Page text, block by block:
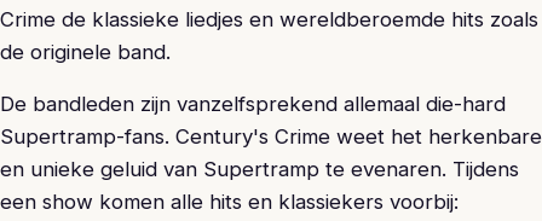
Crime de klassieke liedjes en wereldberoemde hits zoals
de originele band.
De bandleden zijn vanzelfsprekend allemaal die-hard
Supertramp-fans. Century's Crime weet het herkenbare
en unieke geluid van Supertramp te evenaren. Tijdens
een show komen alle hits en klassiekers voorbij: